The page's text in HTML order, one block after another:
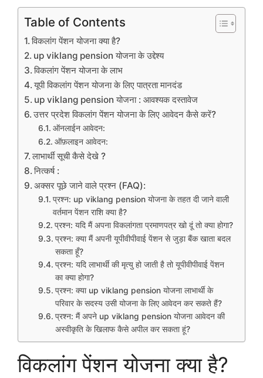
Table of Contents
विकलांग पेंशन योजना क्या है?
up viklang pension योजना के उद्देश्य
विकलांग पेंशन योजना के लाभ
यूपी विकलांग पेंशन योजना के लिए पात्रता मानदंड
up viklang pension योजना : आवश्यक दस्तावेज
उत्तर प्रदेश विकलांग पेंशन योजना के लिए आवेदन कैसे करें?
ऑनलाईन आवेदन:
ऑफ़लाइन आवेदन:
लाभार्थी सूची कैसे देखे ?
नित्कर्ष :
अक्सर पूछे जाने वाले प्रश्न (FAQ):
प्रश्न: up viklang pension योजना के तहत दी जाने वाली
वर्तमान पेंशन राशि क्या है?
प्रश्न: यदि मैं अपना विकलांगता प्रमाणपत्र खो दूं तो क्या होगा?
प्रश्न: क्या मैं अपनी यूपीवीपीवाई पेंशन से जुड़ा बैंक खाता बदल
सकता हूँ?
प्रश्न: यदि लाभार्थी की मृत्यु हो जाती है तो यूपीवीपीवाई पेंशन
का क्या होगा?
प्रश्न: क्या up viklang pension योजना लाभार्थी के
परिवार के सदस्य उसी योजना के लिए आवेदन कर सकते हैं?
प्रश्न: मैं अपने up viklang pension योजना आवेदन की
अस्वीकृति के खिलाफ कैसे अपील कर सकता हूं?
विकलांग पेंशन योजना क्या है?